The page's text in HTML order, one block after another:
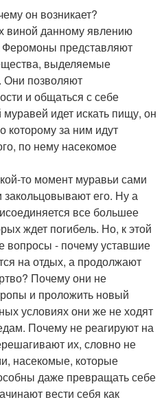
он возникает?
виной данному явлению
представляют
выделяемые
позволяют
и общаться с себе
идет искать пищу, он
которому за ним идут
по нему насекомое
то момент муравьи сами
его. Ну а
все большее
ждет погибель. Но, к этой
вопросы - почему уставшие
на отдых, а продолжают
Почему они не
и проложить новый
условиях они же не ходят
Почему не реагируют на
их, словно не
насекомые, которые
даже превращать себе
вести себя как